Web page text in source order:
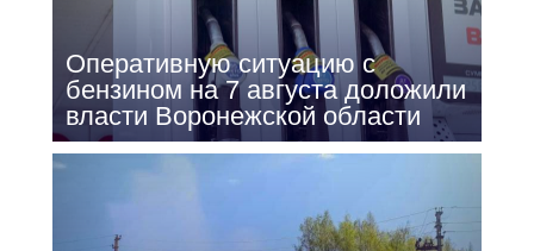
Оперативную ситуацию с
бензином на 7 августа доложили
власти Воронежской области